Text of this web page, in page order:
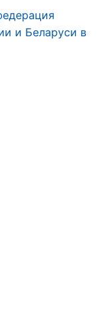
и Беларуси в